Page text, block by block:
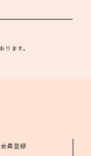
ます。
員登録